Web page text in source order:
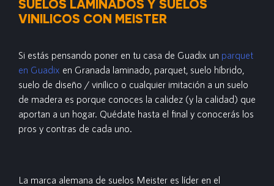
SUELOS LAMINADOS Y SUELOS
VINILICOS CON MEISTER
Si estás pensando poner en tu casa de Guadix un parquet
en Guadix en Granada laminado, parquet, suelo híbrido,
suelo de diseño / vinílico o cualquier imitación a un suelo
de madera es porque conoces la calidez (y la calidad) que
aportan a un hogar. Quédate hasta el final y conocerás los
pros y contras de cada uno.
La marca alemana de suelos Meister es líder en el